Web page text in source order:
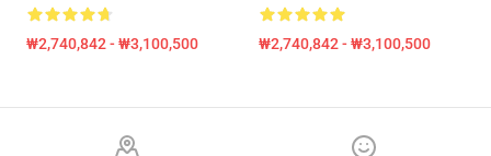
₩2,740,842 - ₩3,100,500 ₩2,740,842 - ₩3,100,500